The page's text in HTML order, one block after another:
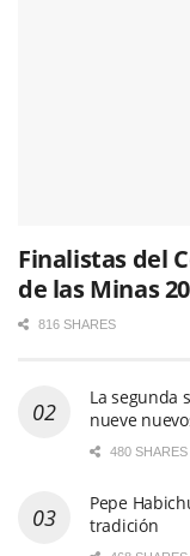
Finalistas del
de las Minas
816 SHARES
La segunda
nueve
480 SHARES
Pepe
tradición